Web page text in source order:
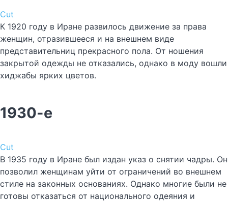
Cut
К 1920 году в Иране развилось движение за права
женщин, отразившееся и на внешнем виде
представительниц прекрасного пола. От ношения
закрытой одежды не отказались, однако в моду вошли
хиджабы ярких цветов.
1930-е
Cut
В 1935 году в Иране был издан указ о снятии чадры. Он
позволил женщинам уйти от ограничений во внешнем
стиле на законных основаниях. Однако многие были не
готовы отказаться от национального одеяния и